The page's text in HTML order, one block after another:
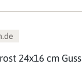
24x16 cm Guss